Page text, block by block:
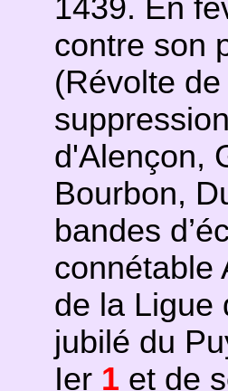
1439. En
contre son
(Révolte
d'Alençon,
Bourbon,
bandes
connétable
de la Ligue
jubilé du
Ier 1 et de